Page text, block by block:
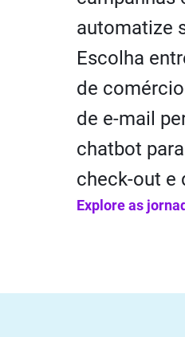
automatize
Escolha
de
de e-mail
chatbot
check-out e
Explore as